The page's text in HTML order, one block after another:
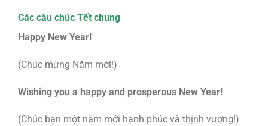
Các câu chúc Tết chung
Happy New Year!
(Chúc mừng Năm mới!)
Wishing you a happy and prosperous New Year!
(Chúc bạn một năm mới hạnh phúc và thịnh vượng!)